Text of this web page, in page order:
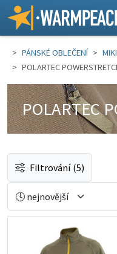
Warmpeace
PÁNSKÉ OBLEČENÍ
POLARTEC
POLARTEC
Filtrování (5)